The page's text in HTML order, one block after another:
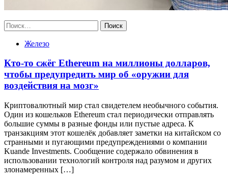
Найти:
Железо
Кто-то сжёг Ethereum на миллионы долларов,
чтобы предупредить мир об «оружии для
воздействия на мозг»
Криптовалютный мир стал свидетелем необычного события.
Один из кошельков Ethereum стал периодически отправлять
большие суммы в разные фонды или пустые адреса. К
транзакциям этот кошелёк добавляет заметки на китайском со
странными и пугающими предупреждениями о компании
Kuande Investments. Сообщение содержало обвинения в
использовании технологий контроля над разумом и других
злонамеренных […]